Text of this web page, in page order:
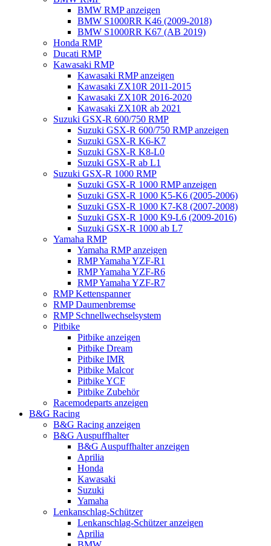
BMW RMP anzeigen
BMW S1000RR K46 (2009-2018)
BMW S1000RR K67 (AB 2019)
Honda RMP
Ducati RMP
Kawasaki RMP
Kawasaki RMP anzeigen
Kawasaki ZX10R 2011-2015
Kawasaki ZX10R 2016-2020
Kawasaki ZX10R ab 2021
Suzuki GSX-R 600/750 RMP
Suzuki GSX-R 600/750 RMP anzeigen
Suzuki GSX-R K6-K7
Suzuki GSX-R K8-L0
Suzuki GSX-R ab L1
Suzuki GSX-R 1000 RMP
Suzuki GSX-R 1000 RMP anzeigen
Suzuki GSX-R 1000 K5-K6 (2005-2006)
Suzuki GSX-R 1000 K7-K8 (2007-2008)
Suzuki GSX-R 1000 K9-L6 (2009-2016)
Suzuki GSX-R 1000 ab L7
Yamaha RMP
Yamaha RMP anzeigen
RMP Yamaha YZF-R1
RMP Yamaha YZF-R6
RMP Yamaha YZF-R7
RMP Kettenspanner
RMP Daumenbremse
RMP Schnellwechselsystem
Pitbike
Pitbike anzeigen
Pitbike Dream
Pitbike IMR
Pitbike Malcor
Pitbike YCF
Pitbike Zubehör
Racemodeparts anzeigen
B&G Racing
B&G Racing anzeigen
B&G Auspuffhalter
B&G Auspuffhalter anzeigen
Aprilia
Honda
Kawasaki
Suzuki
Yamaha
Lenkanschlag-Schützer
Lenkanschlag-Schützer anzeigen
Aprilia